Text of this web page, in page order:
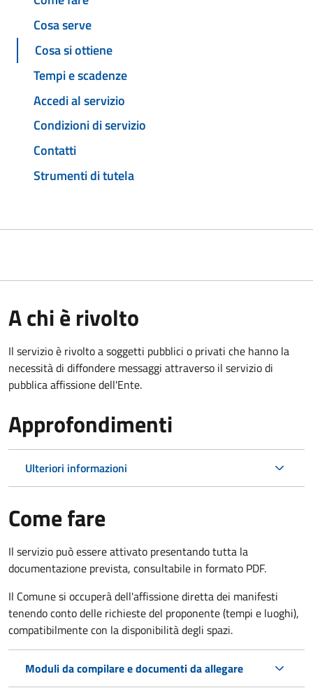
Cosa serve
Cosa si ottiene
Tempi e scadenze
Accedi al servizio
Condizioni di servizio
Contatti
Strumenti di tutela
A chi è rivolto
Il servizio è rivolto a soggetti pubblici o privati che hanno la
necessità di diffondere messaggi attraverso il servizio di
pubblica affissione dell'Ente.
Approfondimenti
Ulteriori informazioni
Come fare
Il servizio può essere attivato presentando tutta la
documentazione prevista, consultabile in formato PDF.
Il Comune si occuperà dell'affissione diretta dei manifesti
tenendo conto delle richieste del proponente (tempi e luoghi),
compatibilmente con la disponibilità degli spazi.
Moduli da compilare e documenti da allegare